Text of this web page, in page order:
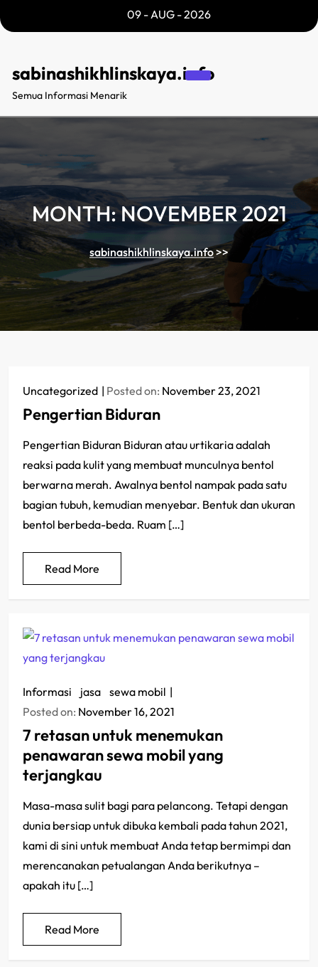
to
09 - AUG - 2026
sabinashikhlinskaya.info
Semua Informasi Menarik
MONTH:NOVEMBER 2021
sabinashikhlinskaya.info>>
Uncategorized Posted on: November 23, 2021
Pengertian Biduran
Pengertian Biduran Biduran atau urtikaria adalah
reaksi pada kulit yang membuat munculnya bentol
berwarna merah. Awalnya bentol nampak pada satu
bagian tubuh, kemudian menyebar. Bentuk dan ukuran
bentol berbeda-beda. Ruam […]
Read More
Informasi jasa sewa mobil
Posted on: November 16, 2021
7 retasan untuk menemukan
penawaran sewa mobil yang
terjangkau
Masa-masa sulit bagi para pelancong. Tetapi dengan
dunia bersiap untuk dibuka kembali pada tahun 2021,
kami di sini untuk membuat Anda tetap bermimpi dan
merencanakan petualangan Anda berikutnya –
apakah itu […]
Read More